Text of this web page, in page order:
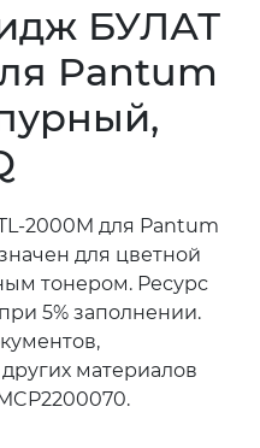
БУЛАТ
Pantum
2000M для Pantum
для цветной
тонером. Ресурс
5% заполнении.
материалов